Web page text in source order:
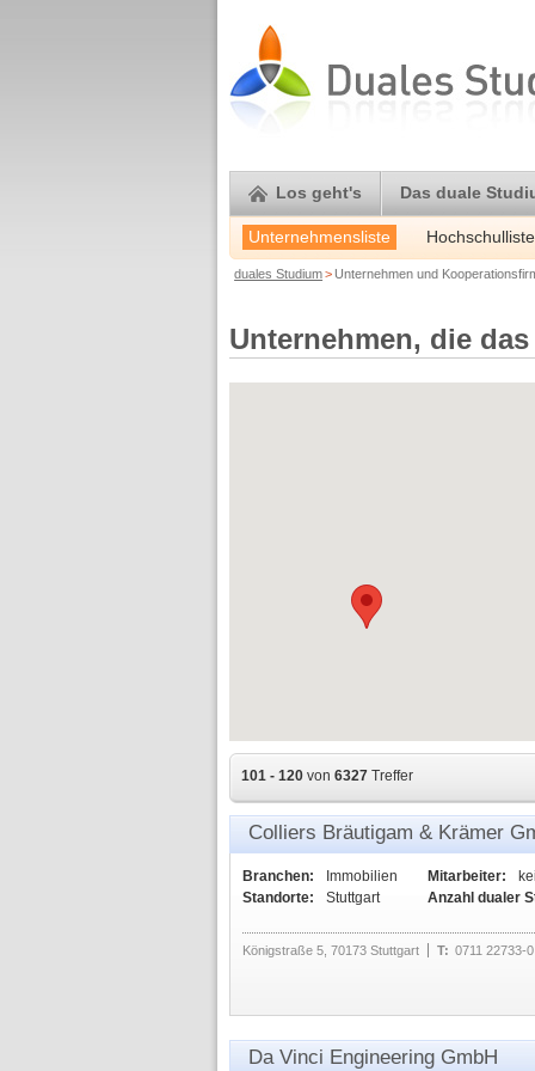
Los geht's Das duale
Unternehmensliste Hochschulliste
duales Studium> Unternehmen und
Unternehmen, die
101 - 120 von 6327 Treffer
Colliers Bräutigam & Krämer
Branchen:
Immobilien
Standorte:
Stuttgart
Mitarbeiter:
Anzahl dualer
Königstraße 5, 70173 Stuttgart T: 0711 22733-0
Da Vinci Engineering GmbH